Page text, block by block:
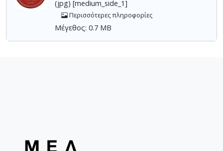
(jpg) [medium_side_1]
Περισσότερες πληροφορίες
Μέγεθος: 0.7 MB